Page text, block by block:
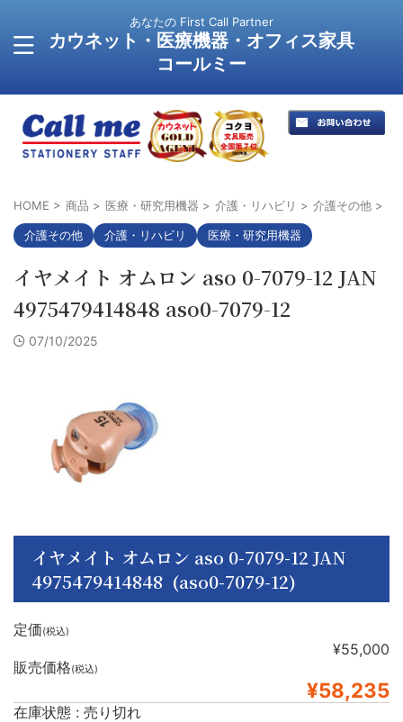
あなたの First Call Partner
カウネット・医療機器・オフィス家具
コールミー
HOME > 商品 > 医療・研究用機器 > 介護・リハビリ > 介護その他 >
介護その他 介護・リハビリ 医療・研究用機器
イヤメイト オムロン aso 0-7079-12 JAN
4975479414848 aso0-7079-12
07/10/2025
イヤメイト オムロン aso 0-7079-12 JAN
4975479414848 (aso0-7079-12)
定価(税込)
¥55,000
販売価格(税込)
¥58,235
在庫状態 : 売り切れ